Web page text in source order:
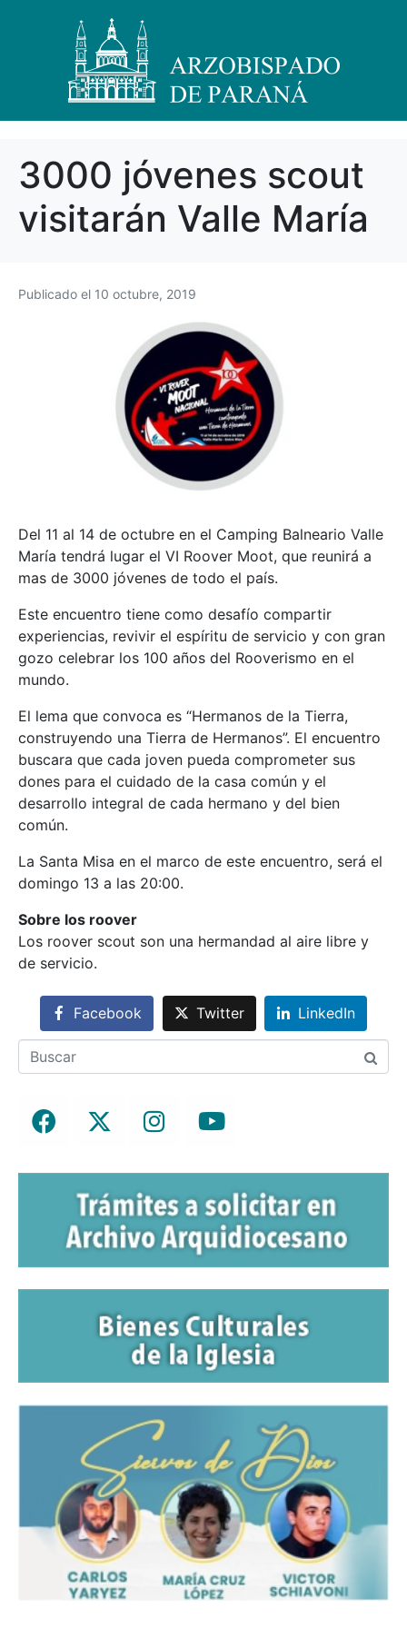
3000 jóvenes scout
visitarán Valle María
Publicado el 10 octubre, 2019
Del 11 al 14 de octubre en el Camping Balneario Valle
María tendrá lugar el VI Roover Moot, que reunirá a
mas de 3000 jóvenes de todo el país.
Este encuentro tiene como desafío compartir
experiencias, revivir el espíritu de servicio y con gran
gozo celebrar los 100 años del Rooverismo en el
mundo.
El lema que convoca es “Hermanos de la Tierra,
construyendo una Tierra de Hermanos”. El encuentro
buscara que cada joven pueda comprometer sus
dones para el cuidado de la casa común y el
desarrollo integral de cada hermano y del bien
común.
La Santa Misa en el marco de este encuentro, será el
domingo 13 a las 20:00.
Sobre los roover
Los roover scout son una hermandad al aire libre y
de servicio.
Facebook Twitter LinkedIn